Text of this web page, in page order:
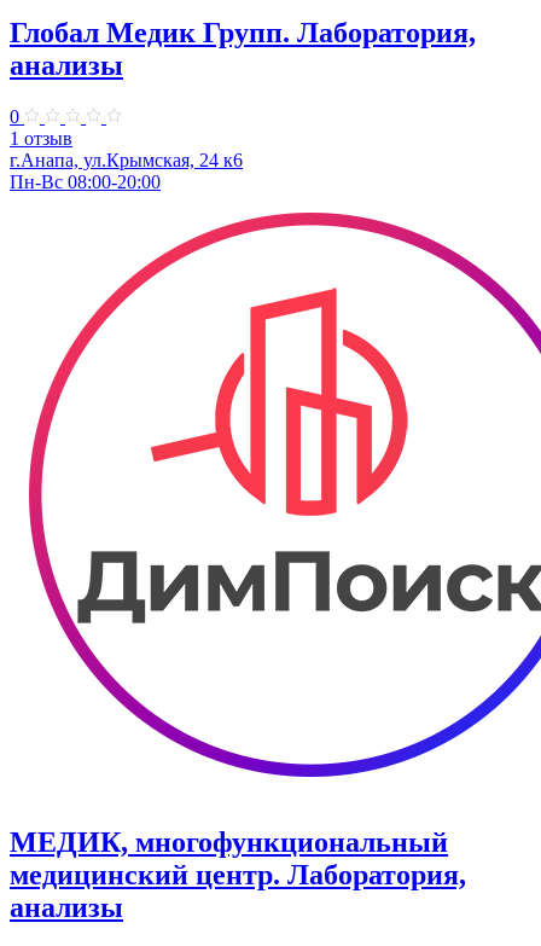
Глобал Медик Групп. Лаборатория,
анализы
0
1 отзыв
г.Анапа, ул.Крымская, 24 к6
Пн-Вс 08:00-20:00
МЕДИК, многофункциональный
медицинский центр. Лаборатория,
анализы